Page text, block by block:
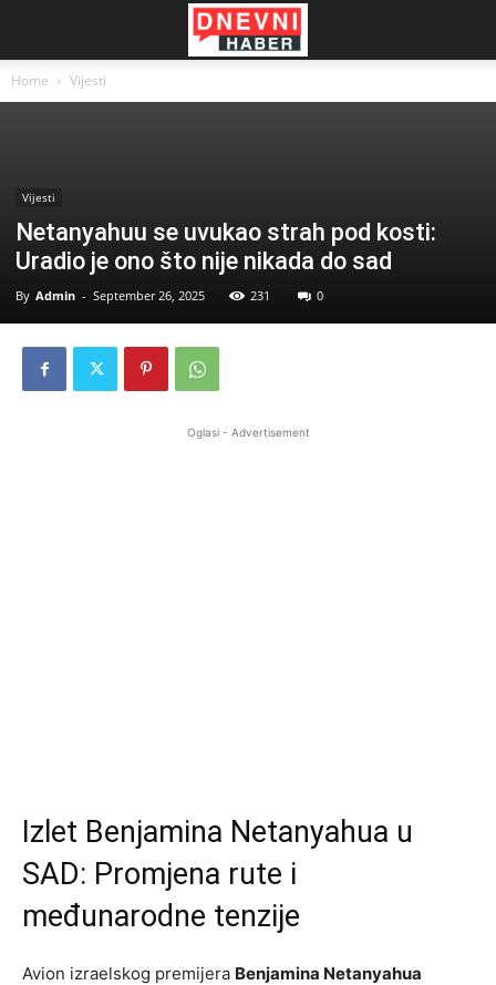
Home Vijesti
Vijesti
Netanyahuu se uvukao strah pod kosti:
Uradio je ono što nije nikada do sad
By Admin - September 26, 2025 231 0
Oglasi - Advertisement
Izlet Benjamina Netanyahua u
SAD: Promjena rute i
međunarodne tenzije
Avion izraelskog premijera Benjamina Netanyahua